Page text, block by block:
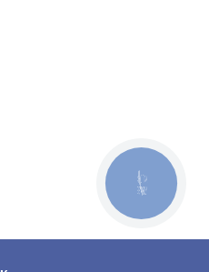
КНОПКА
ЗВ'ЯЗКУ